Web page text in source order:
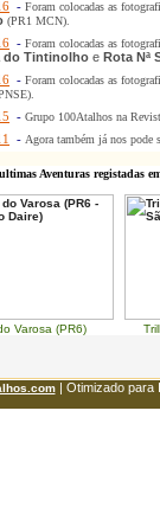
- Foram colocadas as
(PR1 MCN).
- Foram colocadas as
do Tintinolho e Rota Nª
- Foram colocadas as
- Grupo 100Atalhos na
- Agora também já nos pode
Aventuras registadas
Varosa (PR6) Trilho
| Otimizado para